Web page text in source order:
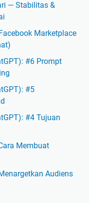
— Stabilitas &
Marketplace
#6 Prompt
#5
#4 Tujuan
Membuat
Audiens